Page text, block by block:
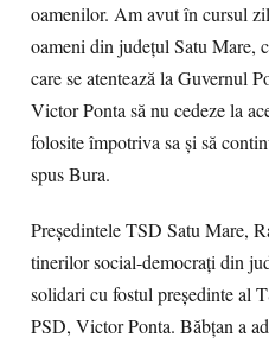
oamenilor. Am avut în cursul
oameni din judeţul Satu Mare,
care se atentează la Guvernul
Victor Ponta să nu cedeze la
folosite împotriva sa şi să
spus Bura.
Preşedintele TSD Satu Mare,
tinerilor social-democraţi din
solidari cu fostul preşedinte al
PSD, Victor Ponta. Băbţan a